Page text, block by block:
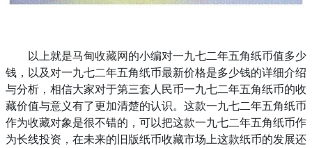
以上就是马甸收藏网的小编对一九七二年五角纸币值多少
钱，以及对一九七二年五角纸币最新价格是多少钱的详细介绍
与分析，相信大家对于第三套人民币一九七二年五角纸币的收
藏价值与意义有了更加清楚的认识。这款一九七二年五角纸币
作为收藏对象是很不错的，可以把这款一九七二年五角纸币作
为长线投资，在未来的旧版纸币收藏市场上这款纸币的发展还